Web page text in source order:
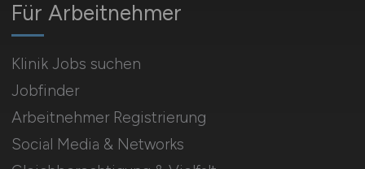
Für Arbeitnehmer
Klinik Jobs suchen
Jobfinder
Arbeitnehmer Registrierung
Social Media & Networks